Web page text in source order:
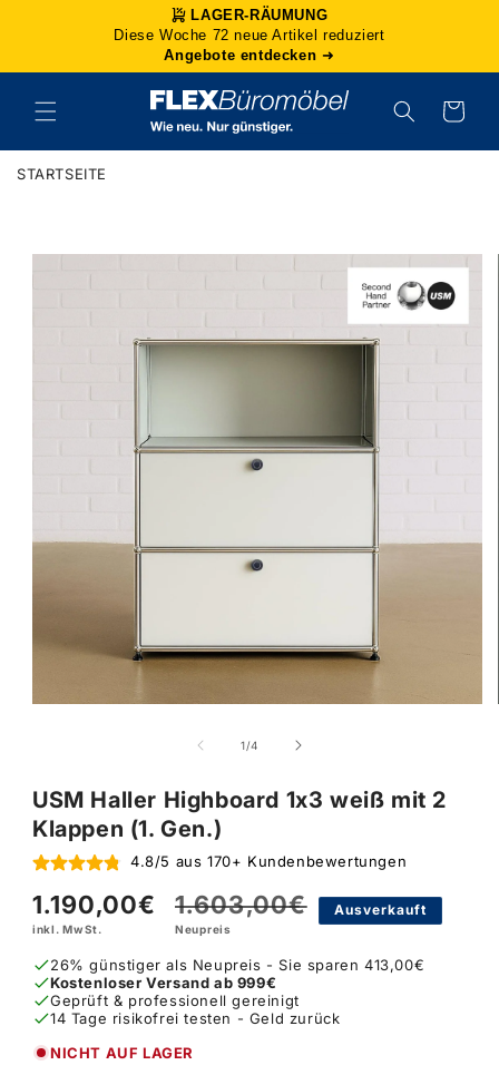
LAGER-RÄUMUNG
Diese Woche 72 neue Artikel reduziert
Angebote entdecken ➜
Warenkorb
STARTSEITE
1/von
4
USM Haller Highboard 1x3 weiß mit 2
Klappen (1. Gen.)
4.8/5 aus 170+ Kundenbewertungen
Verkaufspreis
1.190,00€
inkl. MwSt.
Normaler
1.603,00€
Neupreis
Ausverkauft
26% günstiger als Neupreis - Sie sparen 413,00€
Kostenloser Versand ab 999€
Geprüft & professionell gereinigt
14 Tage risikofrei testen - Geld zurück
NICHT AUF LAGER